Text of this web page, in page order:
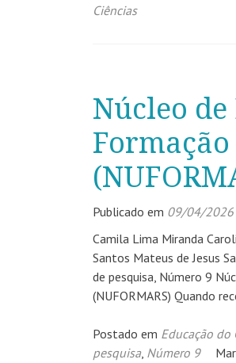
Ciências
Núcleo de
Formação
Publicado em 09/04/2026
Camila Lima Miranda
Santos Mateus de Jesus
de pesquisa, Número 9
(NUFORMARS) Quando
Postado em Educação do
pesquisa, Número 9